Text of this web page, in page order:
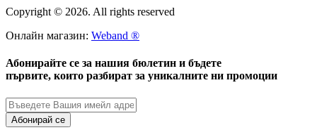
Copyright © 2026. All rights reserved
Онлайн магазин: Weband ®
Абонирайте се за нашия бюлетин и бъдете
първите, които разбират за уникалните ни промоции
Абонирай се